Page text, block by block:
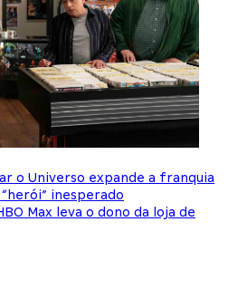
o Universo expande a franquia
inesperado
Max leva o dono da loja de